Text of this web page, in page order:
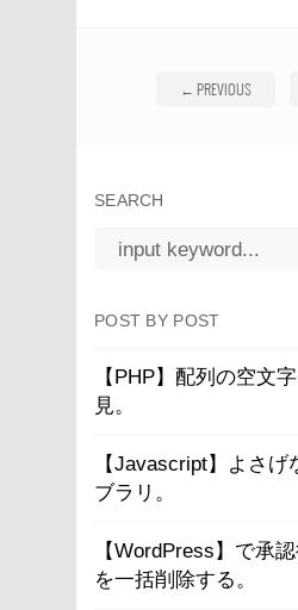
← PREVIOUS
SEARCH
POST BY POST
【PHP】配列の空文
見。
【Javascript】よさげ
ブラリ。
【WordPress】で承
を一括削除する。